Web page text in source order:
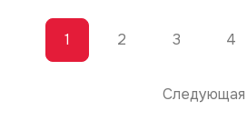
1 2 3 4
Следующая